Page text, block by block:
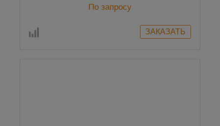
По запросу